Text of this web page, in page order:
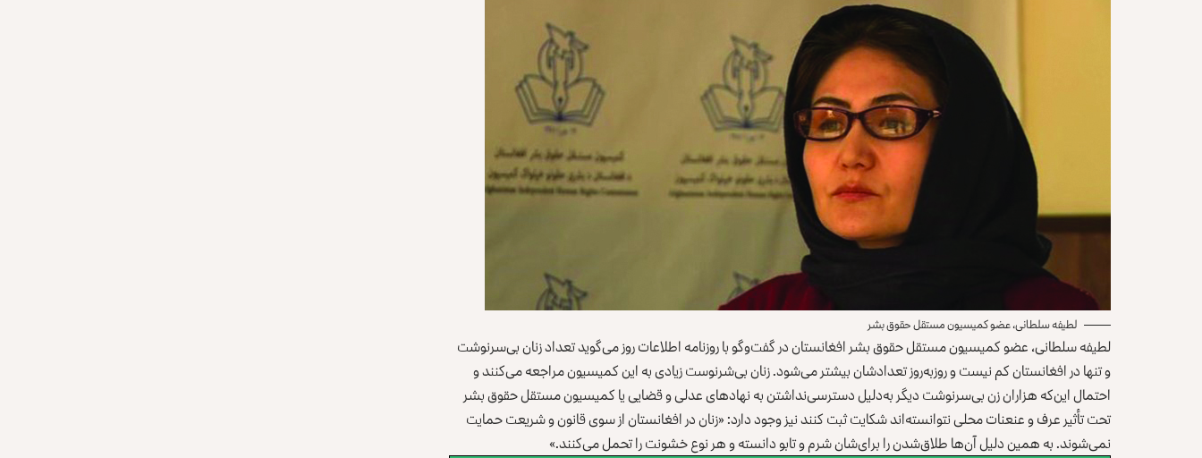
لطیفه سلطانی، عضو کمیسیون مستقل حقوق بشر
لطیفه سلطانی، عضو کمیسیون مستقل حقوق بشر افغانستان در گفت‌وگو با روزنامه اطلاعات روز می‌گوید تعداد زنان بی‌سرنوشت
و تنها در افغانستان کم نیست و روزبه‌روز تعدادشان بیشتر می‌شود. زنان بی‌شرنوست زیادی به این کمیسیون مراجعه می‌کنند و
احتمال این‌که هزاران زن بی‌سرنوشت دیگر به‌دلیل دسترسی‌نداشتن به نهادهای عدلی و قضایی یا کمیسیون مستقل حقوق بشر
تحت تأثیر عرف و عنعنات محلی نتوانسته‌اند شکایت ثبت کنند نیز وجود دارد: «زنان در افغانستان از سوی قانون و شریعت حمایت
نمی‌شوند. به همین دلیل آن‌ها طلاق‌شدن را برای‌شان شرم و تابو دانسته و هر نوع خشونت را تحمل می‌کنند.»